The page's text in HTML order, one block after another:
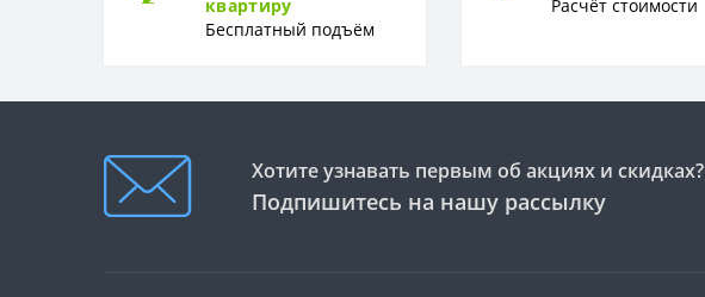
квартиру
Бесплатный подъём
Расчёт стоимости
Хотите узнавать первым об акциях и скидках?
Подпишитесь на нашу рассылку